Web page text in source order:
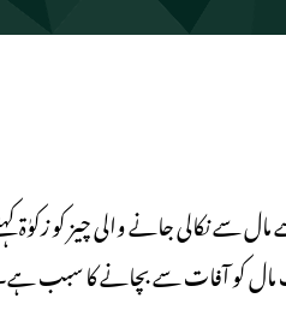
جانے والی چیز کو زکوٰۃ
مال کو آفات سے بچانے کا سبب